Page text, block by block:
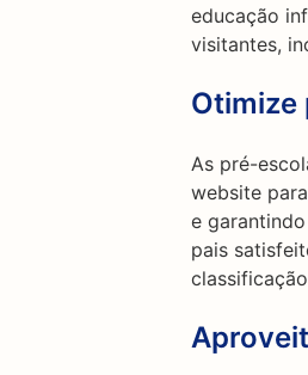
educação
visitantes,
Otimize
As pré-
website
e
pais